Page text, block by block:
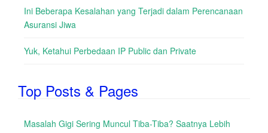
Ini Beberapa Kesalahan yang Terjadi dalam Perencanaan
Asuransi Jiwa
Yuk, Ketahui Perbedaan IP Public dan Private
Top Posts & Pages
Masalah Gigi Sering Muncul Tiba-Tiba? Saatnya Lebih